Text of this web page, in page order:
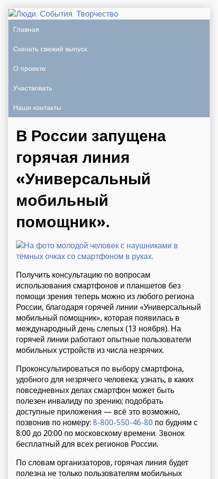
Главная
Скачать свежий выпуск
О проекте
Участвовать
Наши контакты
В России запущена
горячая линия
«Универсальный
мобильный
помощник».
Получить консультацию по вопросам
использования смартфонов и планшетов без
помощи зрения теперь можно из любого региона
России, благодаря горячей линии «Универсальный
мобильный помощник», которая появилась в
международный день слепых (13 ноября). На
горячей линии работают опытные пользователи
мобильных устройств из числа незрячих.
Проконсультироваться по выбору смартфона,
удобного для незрячего человека; узнать, в каких
повседневных делах смартфон может быть
полезен инвалиду по зрению; подобрать
доступные приложения — всё это возможно,
позвонив по номеру: 8-800-550-46-80 по будням с
8:00 до 20:00 по московскому времени. Звонок
бесплатный для всех регионов России.
По словам организаторов, горячая линия будет
полезна не только пользователям мобильных